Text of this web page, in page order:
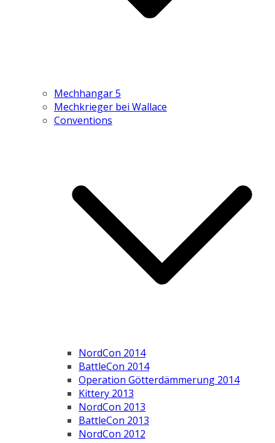
Mechhangar 5
Mechkrieger bei Wallace
Conventions
NordCon 2014
BattleCon 2014
Operation Götterdämmerung 2014
Kittery 2013
NordCon 2013
BattleCon 2013
NordCon 2012